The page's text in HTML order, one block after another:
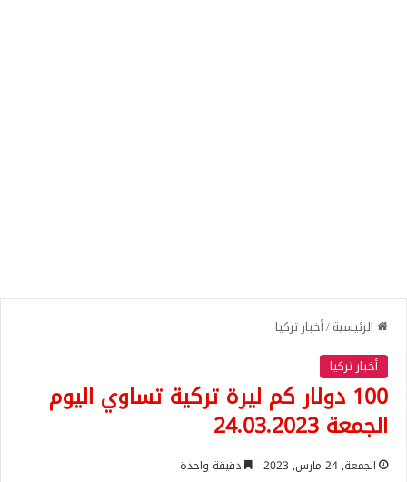
الرئيسية/أخبار تركيا
أخبار تركيا
100 دولار كم ليرة تركية تساوي اليوم
الجمعة 24.03.2023
الجمعة, 24 مارس, 2023 دقيقة واحدة